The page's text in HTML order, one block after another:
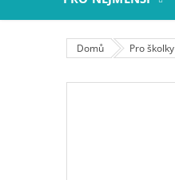
Domů Pro školky